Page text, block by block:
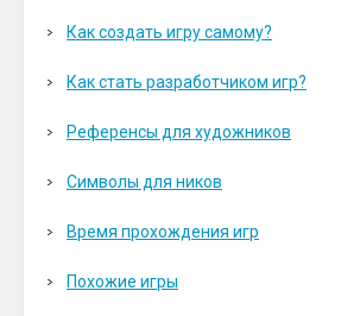
Как создать игру самому?
Как стать разработчиком игр?
Референсы для художников
Символы для ников
Время прохождения игр
Похожие игры